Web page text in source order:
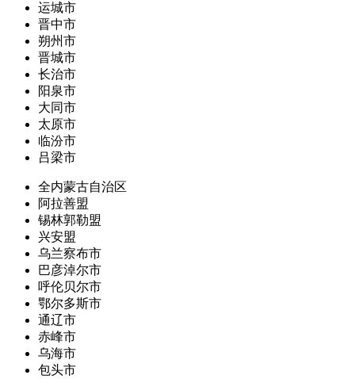
运城市
晋中市
朔州市
晋城市
长治市
阳泉市
大同市
太原市
临汾市
吕梁市
全内蒙古自治区
阿拉善盟
锡林郭勒盟
兴安盟
乌兰察布市
巴彦淖尔市
呼伦贝尔市
鄂尔多斯市
通辽市
赤峰市
乌海市
包头市